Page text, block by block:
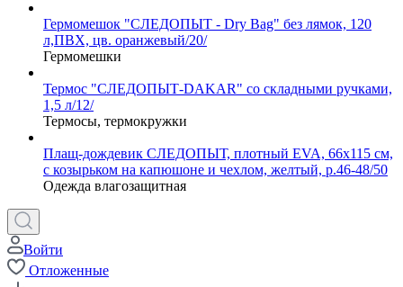
Гермомешок "СЛЕДОПЫТ - Dry Bag" без лямок, 120
л,ПВХ, цв. оранжевый/20/
Гермомешки
Термос "СЛЕДОПЫТ-DAKAR" со складными ручками,
1,5 л/12/
Термосы, термокружки
Плащ-дождевик СЛЕДОПЫТ, плотный EVA, 66х115 см,
с козырьком на капюшоне и чехлом, желтый, р.46-48/50
Одежда влагозащитная
Войти
Отложенные